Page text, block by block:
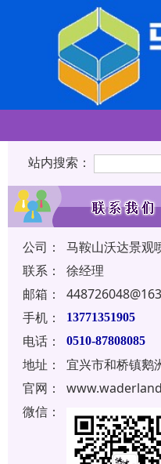
站内搜索：
公司：
马鞍山沃达景观
联系：
徐经理
邮箱：
手机：
13771351905
电话： 0510-87808085
地址：
宜兴市和桥镇鹅
官网：
微信：